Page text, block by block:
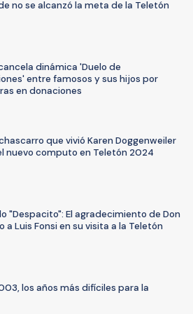
no se alcanzó la meta de la Teletón
dinámica 'Duelo de
entre famosos y sus hijos por
en donaciones
que vivió Karen Doggenweiler
nuevo computo en Teletón 2024
"Despacito": El agradecimiento de Don
a Luis Fonsi en su visita a la Teletón
los años más difíciles para la